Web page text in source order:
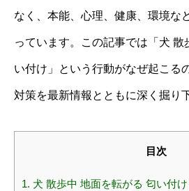
なく、本能、心理、健康、環境な
っています。この記事では「犬 散
い付け」という行動がなぜ起こる
対策を最新情報とともに深く掘り
目次
1. 犬 散歩中 地面を転がる 匂い付